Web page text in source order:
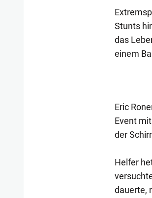
Stunts
das
einem
Eric
Event
der
Helfer
dauerte,